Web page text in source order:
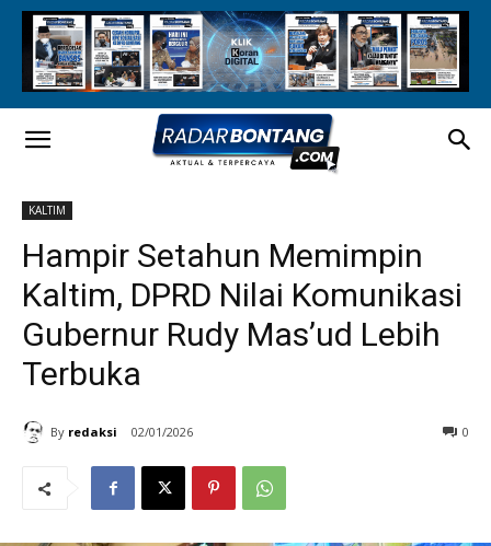
KALTIM
Hampir Setahun Memimpin
Kaltim, DPRD Nilai Komunikasi
Gubernur Rudy Mas’ud Lebih
Terbuka
By redaksi 02/01/2026 0